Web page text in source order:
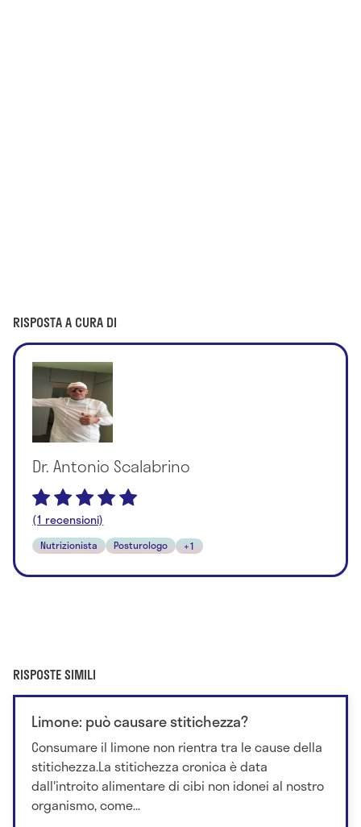
RISPOSTA A CURA DI
Dr. Antonio Scalabrino
(1 recensioni)
Nutrizionista Posturologo +1
RISPOSTE SIMILI
Limone: può causare stitichezza?
Consumare il limone non rientra tra le cause della
stitichezza.La stitichezza cronica è data
dall'introito alimentare di cibi non idonei al nostro
organismo, come...